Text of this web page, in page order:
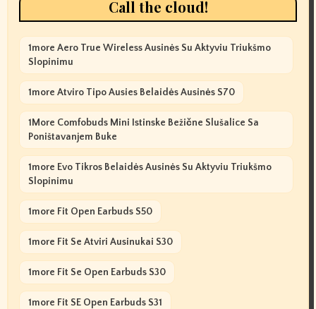
Call the cloud!
1more Aero True Wireless Ausinės Su Aktyviu Triukšmo
Slopinimu
1more Atviro Tipo Ausies Belaidės Ausinės S70
1More Comfobuds Mini Istinske Bežične Slušalice Sa
Poništavanjem Buke
1more Evo Tikros Belaidės Ausinės Su Aktyviu Triukšmo
Slopinimu
1more Fit Open Earbuds S50
1more Fit Se Atviri Ausinukai S30
1more Fit Se Open Earbuds S30
1more Fit SE Open Earbuds S31